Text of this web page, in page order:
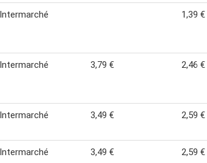
Intermarché 1,39 €
Intermarché 3,79 € 2,46 €
Intermarché 3,49 € 2,59 €
Intermarché 3,49 € 2,59 €